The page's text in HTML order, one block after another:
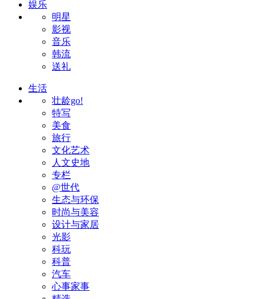
娱乐
明星
影视
音乐
韩流
送礼
生活
壮龄go!
特写
美食
旅行
文化艺术
人文史地
专栏
@世代
生态与环保
时尚与美容
设计与家居
光影
科玩
科普
汽车
心事家事